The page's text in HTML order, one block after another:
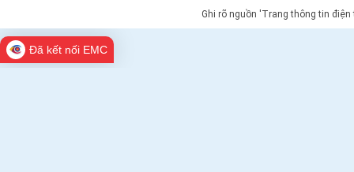
Ghi rõ nguồn 'Trang thông tin
Đã kết nối EMC